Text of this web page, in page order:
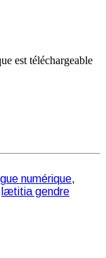
est téléchargeable
numérique,
lætitia gendre